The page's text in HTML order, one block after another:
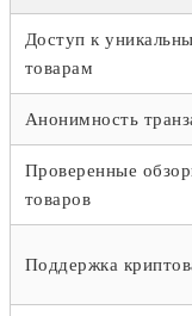
Доступ к
товарам
Анонимность
Проверенные
товаров
Поддержка